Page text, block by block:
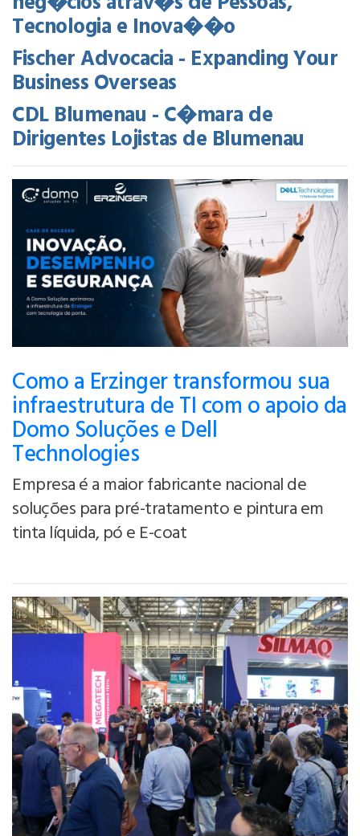
Tecnologia e Inova��o
Fischer Advocacia - Expanding Your
Business Overseas
CDL Blumenau - C�mara de
Dirigentes Lojistas de Blumenau
Como a Erzinger transformou sua
infraestrutura de TI com o apoio da
Domo Soluções e Dell
Technologies
Empresa é a maior fabricante nacional de
soluções para pré-tratamento e pintura em
tinta líquida, pó e E-coat